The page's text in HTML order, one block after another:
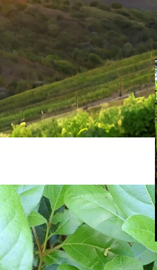
i simbologies
dels costums i ritus